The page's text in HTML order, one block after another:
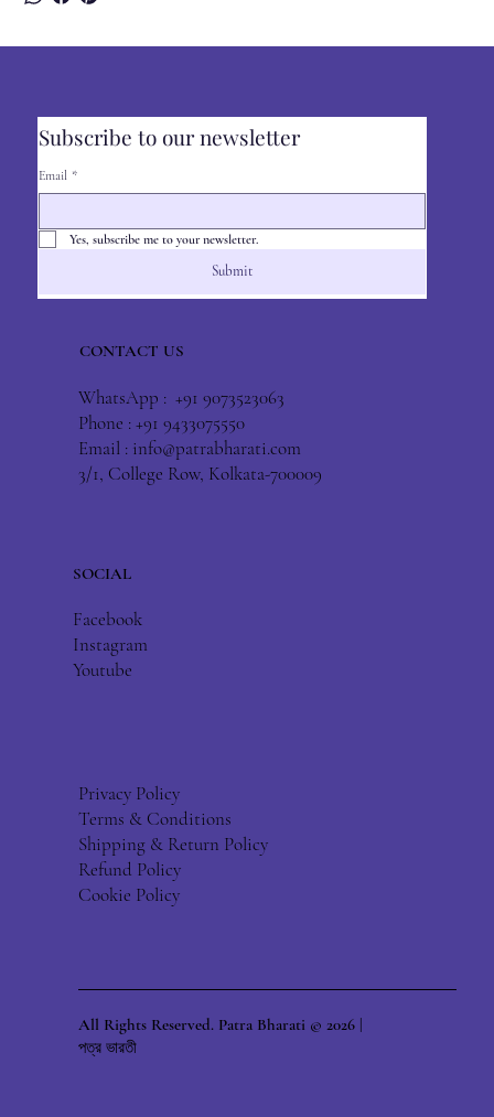
Subscribe to our newsletter
Email *
Yes, subscribe me to your newsletter.
Submit
CONTACT US
WhatsApp : +91 9073523063
Phone : +91 9433075550
Email : info@patrabharati.com
3/1, College Row, Kolkata-700009
SOCIAL
Facebook
Instagram
Youtube
Privacy Policy
Terms & Conditions
Shipping & Return Policy
Refund Policy
Cookie Policy
All Rights Reserved. Patra Bharati © 2026 |
পত্র ভারতী